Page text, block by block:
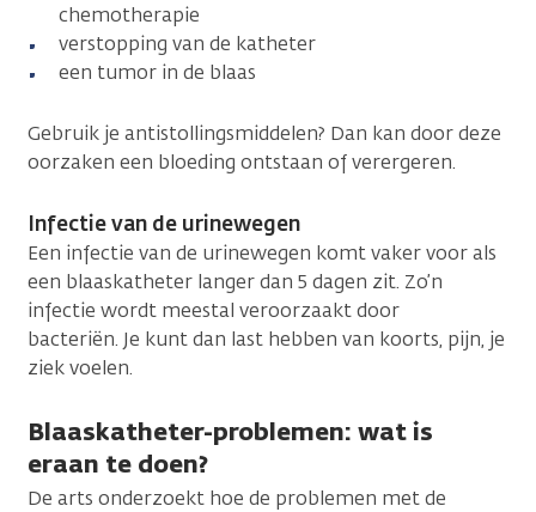
chemotherapie
verstopping van de katheter
een tumor in de blaas
Gebruik je antistollingsmiddelen? Dan kan door deze
oorzaken een bloeding ontstaan of verergeren.
Infectie van de urinewegen
Een infectie van de urinewegen komt vaker voor als
een blaaskatheter langer dan 5 dagen zit. Zo’n
infectie wordt meestal veroorzaakt door
bacteriën. Je kunt dan last hebben van koorts, pijn, je
ziek voelen.
Blaaskatheter-problemen: wat is
eraan te doen?
De arts onderzoekt hoe de problemen met de